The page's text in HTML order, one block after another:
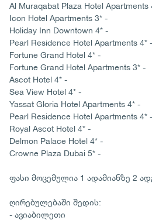
Al Muraqabat Plaza Hotel Apartments
Icon Hotel Apartments 3* -
Holiday Inn Downtown 4* -
Pearl Residence Hotel Apartments 4* -
Fortune Grand Hotel 4* -
Fortune Grand Hotel Apartments 3* -
Ascot Hotel 4* -
Sea View Hotel 4* -
Yassat Gloria Hotel Apartments 4* -
Pearl Residence Hotel Apartments 4* -
Royal Ascot Hotel 4* -
Delmon Palace Hotel 4* -
Crowne Plaza Dubai 5* -
ფასი მოცემულია 1 ადამიანზე 2
ღირებულებაში შედის:
- ავიაბილეთი